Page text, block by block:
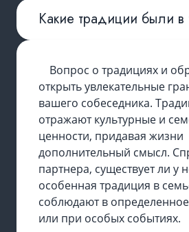
Какие традиции были в
Вопрос о традициях и
открыть увлекательные
вашего собеседника.
отражают культурные и
ценности, придавая жизни
дополнительный смысл.
партнера, существует ли у
особенная традиция в
соблюдают в
или при особых событиях.